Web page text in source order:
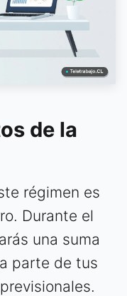
de la
régimen es
Durante el
una suma
parte de tus